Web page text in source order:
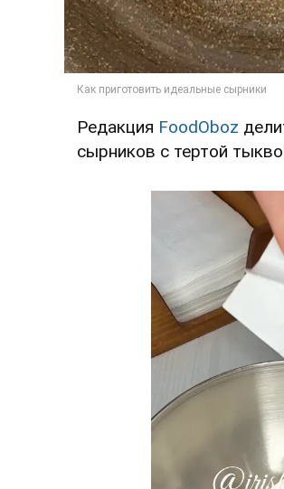
Редакция FoodOboz
сырников с тертой